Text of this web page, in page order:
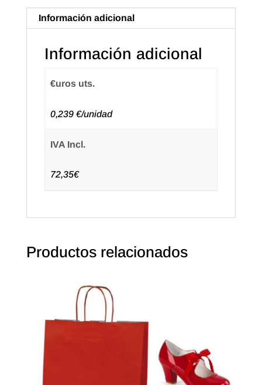
Información adicional
Información adicional
€uros uts.
0,239 €/unidad
IVA Incl.
72,35€
Productos relacionados